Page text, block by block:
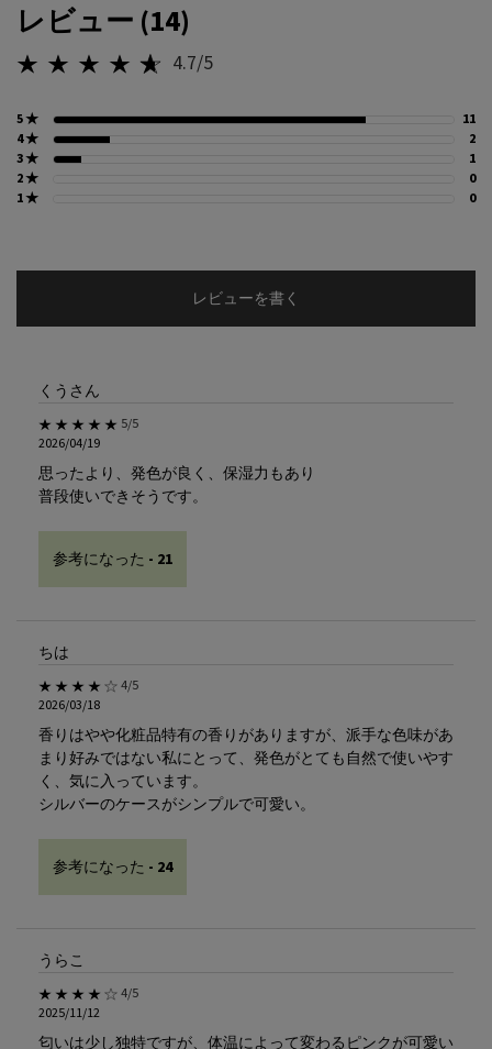
レビュー (14)
5星中4.7。 4.7/5
5 ★ 11
4 ★
2
3 ★
1
2 ★
00
1 ★
00
レビューを書く
くうさん
5星中5。
5/5
2026/04/19
思ったより、発色が良く、保湿力もあり
普段使いできそうです。
参考になった - 21
ちは
5星中4。
4/5
2026/03/18
香りはやや化粧品特有の香りがありますが、派手な色味があ
まり好みではない私にとって、発色がとても自然で使いやす
く、気に入っています。
シルバーのケースがシンプルで可愛い。
参考になった - 24
うらこ
5星中4。
4/5
2025/11/12
匂いは少し独特ですが、体温によって変わるピンクが可愛い